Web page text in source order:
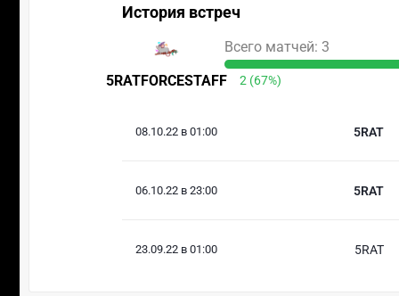
История встреч
5RATFORCESTAFF
Всего матчей: 3
2 (67%)
08.10.22 в 01:00 5RAT
06.10.22 в 23:00 5RAT
23.09.22 в 01:00 5RAT